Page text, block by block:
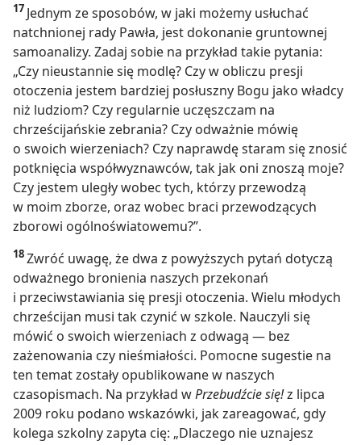
17 Jednym ze sposobów, w jaki możemy usłuchać
natchnionej rady Pawła, jest dokonanie gruntownej
samoanalizy. Zadaj sobie na przykład takie pytania:
„Czy nieustannie się modlę? Czy w obliczu presji
otoczenia jestem bardziej posłuszny Bogu jako władcy
niż ludziom? Czy regularnie uczęszczam na
chrześcijańskie zebrania? Czy odważnie mówię
o swoich wierzeniach? Czy naprawdę staram się znosić
potknięcia współwyznawców, tak jak oni znoszą moje?
Czy jestem uległy wobec tych, którzy przewodzą
w moim zborze, oraz wobec braci przewodzących
zborowi ogólnoświatowemu?”.
18Zwróć uwagę, że dwa z powyższych pytań dotyczą
odważnego bronienia naszych przekonań
i przeciwstawiania się presji otoczenia. Wielu młodych
chrześcijan musi tak czynić w szkole. Nauczyli się
mówić o swoich wierzeniach z odwagą — bez
zażenowania czy nieśmiałości. Pomocne sugestie na
ten temat zostały opublikowane w naszych
czasopismach. Na przykład wPrzebudźcie się!z lipca
2009 roku podano wskazówki, jak zareagować, gdy
kolega szkolny zapyta cię: „Dlaczego nie uznajesz